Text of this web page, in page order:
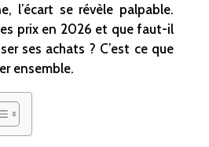
l’écart se révèle palpable.
prix en 2026 et que faut-il
ses achats ? C’est ce que
ensemble.